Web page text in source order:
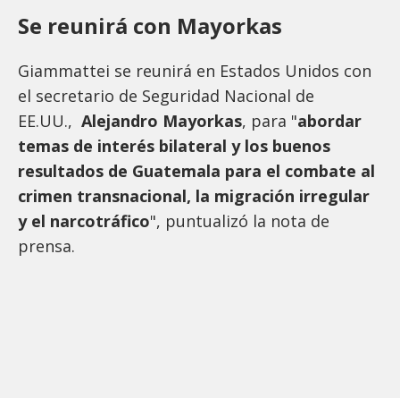
Se reunirá con Mayorkas
Giammattei se reunirá en Estados Unidos con
el secretario de Seguridad Nacional de
EE.UU., Alejandro Mayorkas, para "abordar
temas de interés bilateral y los buenos
resultados de Guatemala para el combate al
crimen transnacional, la migración irregular
y el narcotráfico", puntualizó la nota de
prensa.